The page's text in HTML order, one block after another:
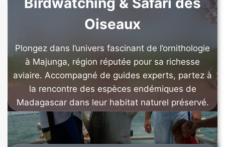
Oiseaux
Plongez dans l’univers fascinant de l’ornithologie
à Majunga, région réputée pour sa richesse
aviaire. Accompagné de guides experts, partez à
la rencontre des espèces endémiques de
Madagascar dans leur habitat naturel préservé.
Safari Baleines & Dauphins